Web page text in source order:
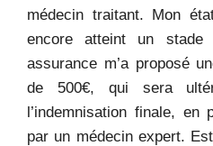
médecin traitant. Mon
encore atteint un stade
assurance m’a proposé
de 500€, qui sera
l’indemnisation finale, en
par un médecin expert.